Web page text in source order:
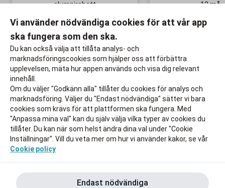
alumnirabatt
Till rabatten
12 mån
Ingen
Vi använder nödvändiga cookies för att vår app
ska fungera som den ska.
Du kan också välja att tillåta analys- och
marknadsföringscookies som hjälper oss att förbättra
upplevelsen, mäta hur appen används och visa dig relevant
innehåll.
Om du väljer "Godkänn alla" tillåter du cookies för analys och
marknadsföring. Väljer du "Endast nödvändiga" sätter vi bara
cookies som krävs för att plattformen ska fungera. Med
"Anpassa mina val" kan du själv välja vilka typer av cookies du
tillåter. Du kan när som helst ändra dina val under "Cookie
Inställningar". Vill du veta mer om hur vi använder kakor, se vår
Cookie policy
Endast nödvändiga